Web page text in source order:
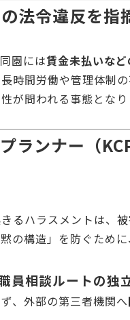
法令違反を指
園には賃金未払いな
時間労働や管理体制
が問われる事態となり
ランナー（
るハラスメントは、
の構造」を防ぐために
員相談ルートの独
、外部の第三者機関へ